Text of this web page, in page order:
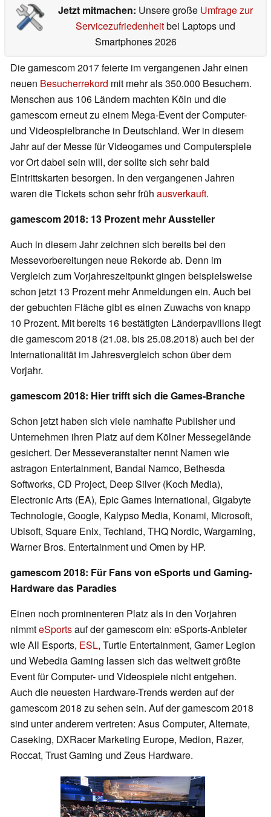
Jetzt mitmachen: Unsere große Umfrage zur
Servicezufriedenheitbei Laptops und
Smartphones 2026
Die gamescom 2017 feierte im vergangenen Jahr einen
neuen Besucherrekord mit mehr als 350.000 Besuchern.
Menschen aus 106 Ländern machten Köln und die
gamescom erneut zu einem Mega-Event der Computer-
und Videospielbranche in Deutschland. Wer in diesem
Jahr auf der Messe für Videogames und Computerspiele
vor Ort dabei sein will, der sollte sich sehr bald
Eintrittskarten besorgen. In den vergangenen Jahren
waren die Tickets schon sehr früh ausverkauft.
gamescom 2018: 13 Prozent mehr Aussteller
Auch in diesem Jahr zeichnen sich bereits bei den
Messevorbereitungen neue Rekorde ab. Denn im
Vergleich zum Vorjahreszeitpunkt gingen beispielsweise
schon jetzt 13 Prozent mehr Anmeldungen ein. Auch bei
der gebuchten Fläche gibt es einen Zuwachs von knapp
10 Prozent. Mit bereits 16 bestätigten Länderpavillons liegt
die gamescom 2018 (21.08. bis 25.08.2018) auch bei der
Internationalität im Jahresvergleich schon über dem
Vorjahr.
gamescom 2018: Hier trifft sich die Games-Branche
Schon jetzt haben sich viele namhafte Publisher und
Unternehmen ihren Platz auf dem Kölner Messegelände
gesichert. Der Messeveranstalter nennt Namen wie
astragon Entertainment, Bandai Namco, Bethesda
Softworks, CD Project, Deep Silver (Koch Media),
Electronic Arts (EA), Epic Games International, Gigabyte
Technologie, Google, Kalypso Media, Konami, Microsoft,
Ubisoft, Square Enix, Techland, THQ Nordic, Wargaming,
Warner Bros. Entertainment und Omen by HP.
gamescom 2018: Für Fans von eSports und Gaming-
Hardware das Paradies
Einen noch prominenteren Platz als in den Vorjahren
nimmteSportsauf der gamescom ein: eSports-Anbieter
wie All Esports, ESL, Turtle Entertainment, Gamer Legion
und Webedia Gaming lassen sich das weltweit größte
Event für Computer- und Videospiele nicht entgehen.
Auch die neuesten Hardware-Trends werden auf der
gamescom 2018 zu sehen sein. Auf der gamescom 2018
sind unter anderem vertreten: Asus Computer, Alternate,
Caseking, DXRacer Marketing Europe, Medion, Razer,
Roccat, Trust Gaming und Zeus Hardware.